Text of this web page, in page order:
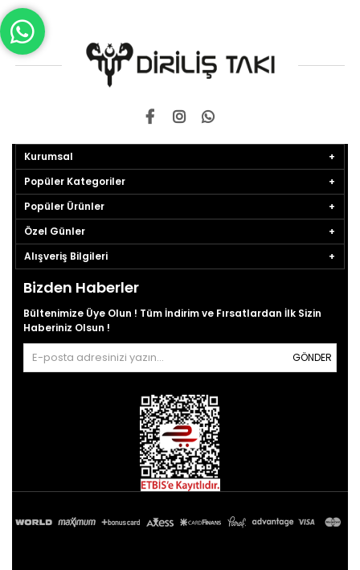
Kurumsal
Popüler Kategoriler
Popüler Ürünler
Özel Günler
Alışveriş Bilgileri
Bizden Haberler
Bültenimize Üye Olun ! Tüm İndirim ve Fırsatlardan İlk Sizin
Haberiniz Olsun !
GÖNDER